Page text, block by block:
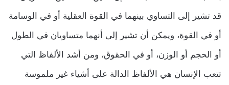
قد تشير إلى التساوي بينهما في القوة العقلية أو في الوسامة
أو في القوة، ويمكن أن تشير إلى أنهما متساويان في الطول
أو الحجم أو الوزن، أو في الحقوق، ومن أشد الألفاظ التي
تتعب الإنسان هي الألفاظ الدالة على أشياء غير ملموسة